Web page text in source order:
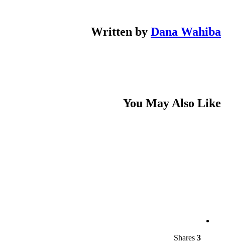
Written by Dana Wahiba
You May Also Like
3